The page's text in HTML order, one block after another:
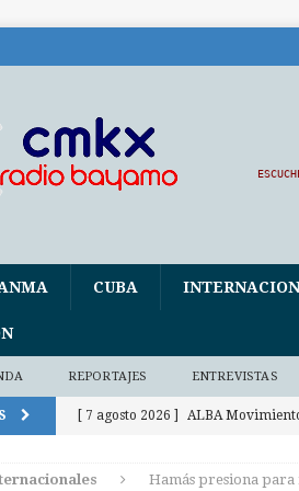
CUBA
REPORTAJES ENTREVISTAS
[ 7 agosto 2026 ] ALBA
Hamás presiona